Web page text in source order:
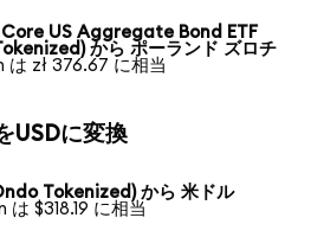
US Aggregate Bond ETF
から ポーランド ズロチ
は zł 376.67 に相当
USDに変換
Tokenized) から 米ドル
は $318.19 に相当